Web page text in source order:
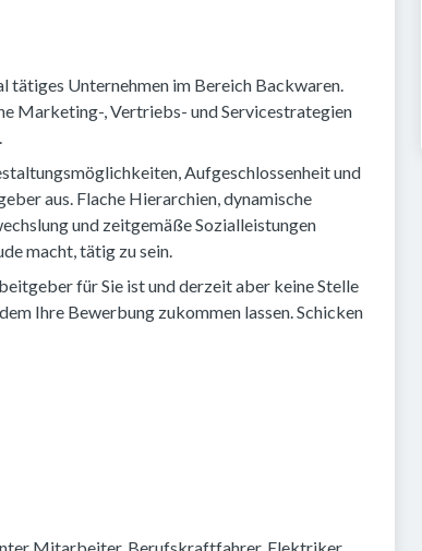
tätiges Unternehmen im Bereich Backwaren.
Marketing-, Vertriebs- und Servicestrategien
Aufgeschlossenheit und
aus. Flache Hierarchien, dynamische
und zeitgemäße Sozialleistungen
macht, tätig zu sein.
für Sie ist und derzeit aber keine Stelle
Ihre Bewerbung zukommen lassen. Schicken